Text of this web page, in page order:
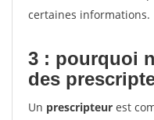
certaines informations.
3 : pourquoi
des
Un prescripteur est